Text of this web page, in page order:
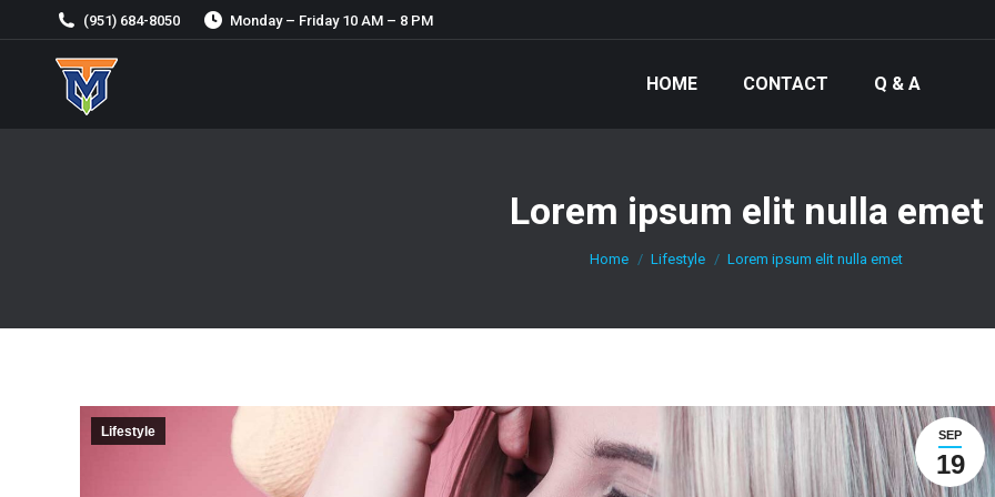
(951) 684-8050 Monday – Friday 10 AM – 8 PM
HOME CONTACT Q & A
Lorem ipsum elit nulla emet
You are here:
Home Lifestyle Lorem ipsum elit nulla emet
SEP
19
Lifestyle